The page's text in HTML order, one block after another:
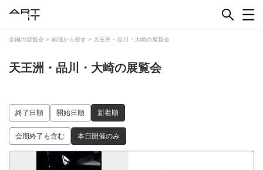
全国の展覧会 > 地域から探す > 天王洲・品川・大崎の展覧会
天王洲・品川・大崎の展覧会
終了日順 開始日順 新着順
会期終了も含む 本日開催のみ